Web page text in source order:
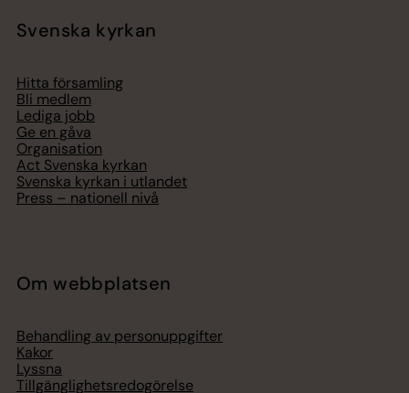
Svenska kyrkan
Hitta församling
Bli medlem
Lediga jobb
Ge en gåva
Organisation
Act Svenska kyrkan
Svenska kyrkan i utlandet
Press – nationell nivå
Om webbplatsen
Behandling av personuppgifter
Kakor
Lyssna
Tillgänglighetsredogörelse